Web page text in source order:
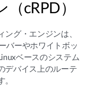
cRPD）
ング・エンジンは、
バーやホワイトボッ
ベースのシステム
デバイス上のルーテ
。